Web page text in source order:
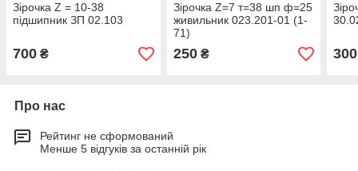
Зірочка Z = 10-38
підшипник ЗП 02.103
700 ₴
Зірочка Z=7 т=38 шп ф=25
живильник 023.201-01 (1-
71)
250₴ 300
Про нас
Рейтинг не сформований
Менше 5 відгуків за останній рік